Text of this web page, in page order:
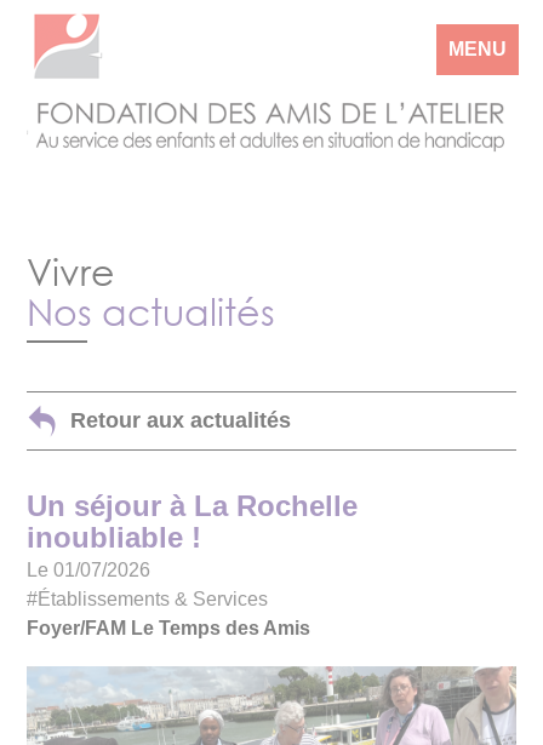
MENU
Vivre
Nos actualités
Retour aux actualités
Un séjour à La Rochelle
inoubliable !
Le 01/07/2026
#Établissements & Services
Foyer/FAM Le Temps des Amis